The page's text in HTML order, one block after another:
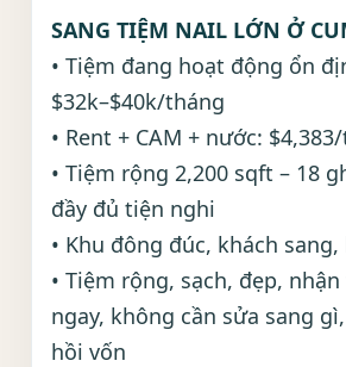
SANG TIỆM NAIL LỚN Ở
• Tiệm đang hoạt động ổn
$32k–$40k/tháng
• Rent + CAM + nước:
• Tiệm rộng 2,200 sqft – 18
đầy đủ tiện nghi
• Khu đông đúc, khách
• Tiệm rộng, sạch, đẹp,
ngay, không cần sửa sang
hồi vốn